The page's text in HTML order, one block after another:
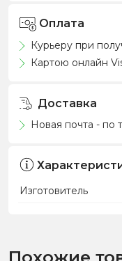
Оплата
Курьеру при
Картою онлайн
Доставка
Новая почта - по
Изготовитель